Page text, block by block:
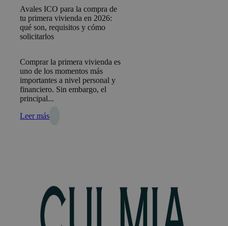
Avales ICO para la compra de
tu primera vivienda en 2026:
qué son, requisitos y cómo
solicitarlos
Comprar la primera vivienda es
uno de los momentos más
importantes a nivel personal y
financiero. Sin embargo, el
principal...
Leer más